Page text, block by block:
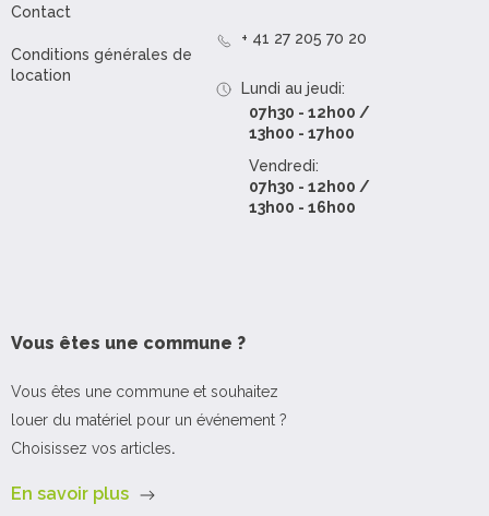
Contact
Conditions générales de
location
+ 41 27 205 70 20
Lundi au jeudi:
07h30 - 12h00 /
13h00 - 17h00
Vendredi:
07h30 - 12h00 /
13h00 - 16h00
Vous êtes une commune ?
Vous êtes une commune et souhaitez
louer du matériel pour un événement ?
Choisissez vos articles.
En savoir plus